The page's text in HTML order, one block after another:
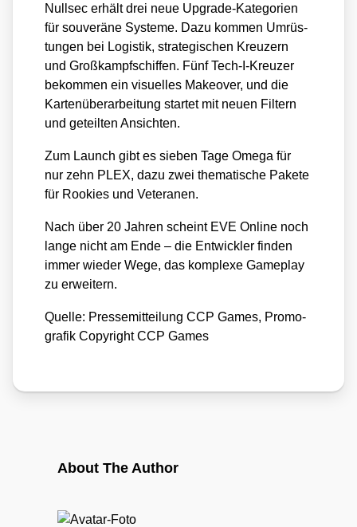
Null­sec erhält drei neue Upgrade-Kate­go­rien
für sou­ve­rä­ne Sys­te­me. Dazu kom­men Umrüs­
tun­gen bei Logis­tik, stra­te­gi­schen Kreu­zern
und Groß­kampf­schif­fen. Fünf Tech-I-Kreu­zer
bekom­men ein visu­el­les Make­over, und die
Kar­ten­über­ar­bei­tung star­tet mit neu­en Fil­tern
und geteil­ten Ansich­ten.
Zum Launch gibt es sie­ben Tage Ome­ga für
nur zehn PLEX, dazu zwei the­ma­ti­sche Pake­te
für Roo­kies und Vete­ra­nen.
Nach über 20 Jah­ren scheint EVE Online noch
lan­ge nicht am Ende – die Ent­wick­ler fin­den
immer wie­der Wege, das kom­ple­xe Game­play
zu erwei­tern.
Quel­le: Pres­se­mit­tei­lung CCP Games, Pro­mo­
gra­fik Copy­right CCP Games
About The Author